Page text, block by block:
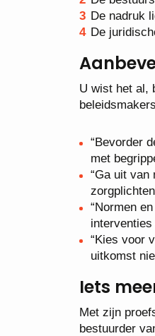
De nadruk
De
U wist het al,
“Bevorder
met
“Ga uit van
“Normen
“Kies voor
uitkomst
Iets
Met zijn
bestuurder